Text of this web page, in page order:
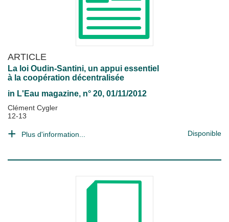
ARTICLE
La loi Oudin-Santini, un appui essentiel
à la coopération décentralisée
in L'Eau magazine, n° 20, 01/11/2012
Clément Cygler
12-13
Plus d'information... Disponible